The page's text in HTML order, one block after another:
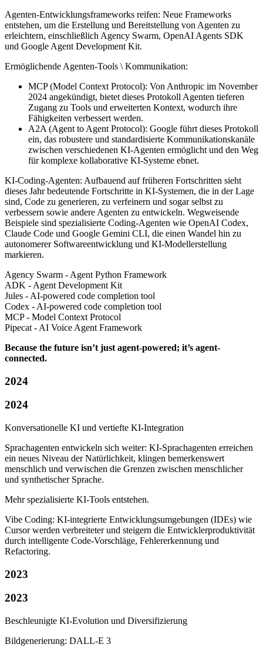
Agenten-Entwicklungsframeworks reifen: Neue Frameworks
entstehen, um die Erstellung und Bereitstellung von Agenten zu
erleichtern, einschließlich Agency Swarm, OpenAI Agents SDK
und Google Agent Development Kit.
Ermöglichende Agenten-Tools \ Kommunikation:
MCP (Model Context Protocol): Von Anthropic im November
2024 angekündigt, bietet dieses Protokoll Agenten tieferen
Zugang zu Tools und erweiterten Kontext, wodurch ihre
Fähigkeiten verbessert werden.
A2A (Agent to Agent Protocol): Google führt dieses Protokoll
ein, das robustere und standardisierte Kommunikationskanäle
zwischen verschiedenen KI-Agenten ermöglicht und den Weg
für komplexe kollaborative KI-Systeme ebnet.
KI-Coding-Agenten: Aufbauend auf früheren Fortschritten sieht
dieses Jahr bedeutende Fortschritte in KI-Systemen, die in der Lage
sind, Code zu generieren, zu verfeinern und sogar selbst zu
verbessern sowie andere Agenten zu entwickeln. Wegweisende
Beispiele sind spezialisierte Coding-Agenten wie OpenAI Codex,
Claude Code und Google Gemini CLI, die einen Wandel hin zu
autonomerer Softwareentwicklung und KI-Modellerstellung
markieren.
Agency Swarm - Agent Python Framework
ADK - Agent Development Kit
Jules - AI-powered code completion tool
Codex - AI-powered code completion tool
MCP - Model Context Protocol
Pipecat - AI Voice Agent Framework
Because the future isn’t just agent-powered; it’s agent-
connected.
2024
2024
Konversationelle KI und vertiefte KI-Integration
Sprachagenten entwickeln sich weiter: KI-Sprachagenten erreichen
ein neues Niveau der Natürlichkeit, klingen bemerkenswert
menschlich und verwischen die Grenzen zwischen menschlicher
und synthetischer Sprache.
Mehr spezialisierte KI-Tools entstehen.
Vibe Coding: KI-integrierte Entwicklungsumgebungen (IDEs) wie
Cursor werden verbreiteter und steigern die Entwicklerproduktivität
durch intelligente Code-Vorschläge, Fehlererkennung und
Refactoring.
2023
2023
Beschleunigte KI-Evolution und Diversifizierung
Bildgenerierung: DALL-E 3